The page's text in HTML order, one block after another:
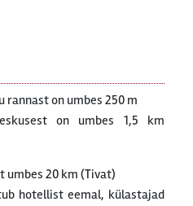
on umbes 250 m
on umbes 1,5 km
umbes 20 km (Tivat)
hotellist eemal, külastajad